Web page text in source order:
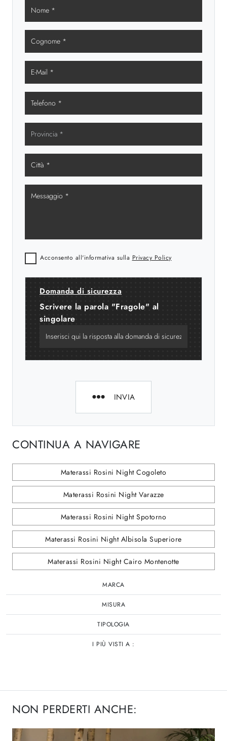
Acconsento all'informativa sulla Privacy Policy
Domanda di sicurezza
Scrivere la parola "Fragole" al
singolare
INVIA
CONTINUA A NAVIGARE
Materassi Rosini Night Cogoleto
Materassi Rosini Night Varazze
Materassi Rosini Night Spotorno
Materassi Rosini Night Albisola Superiore
Materassi Rosini Night Cairo Montenotte
MARCA
MISURA
TIPOLOGIA
I PIÙ VISTI A :
NON PERDERTI ANCHE: